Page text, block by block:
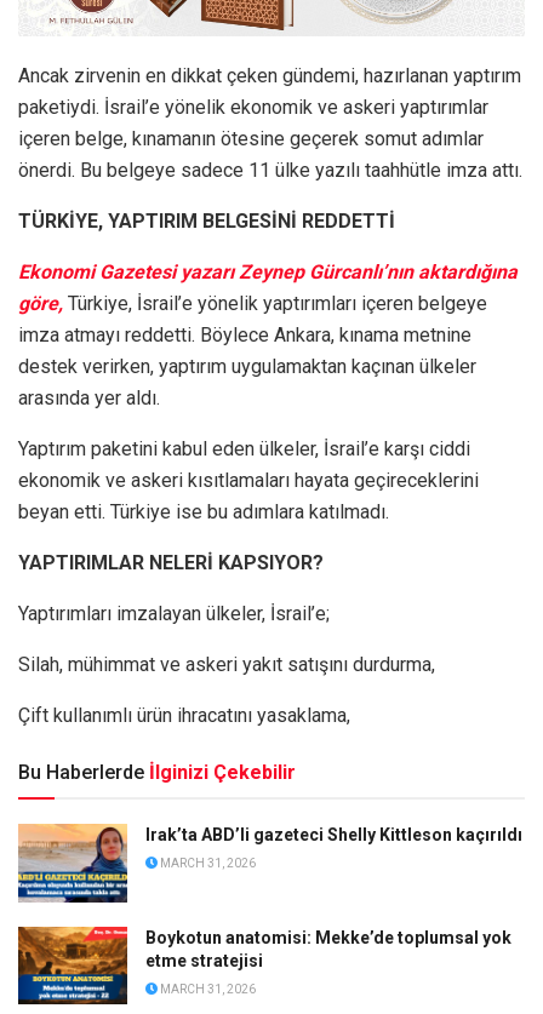
Ancak zirvenin en dikkat çeken gündemi, hazırlanan yaptırım
paketiydi. İsrail’e yönelik ekonomik ve askeri yaptırımlar
içeren belge, kınamanın ötesine geçerek somut adımlar
önerdi. Bu belgeye sadece 11 ülke yazılı taahhütle imza attı.
TÜRKİYE, YAPTIRIM BELGESİNİ REDDETTİ
Ekonomi Gazetesi yazarı Zeynep Gürcanlı’nın aktardığına
göre, Türkiye, İsrail’e yönelik yaptırımları içeren belgeye
imza atmayı reddetti. Böylece Ankara, kınama metnine
destek verirken, yaptırım uygulamaktan kaçınan ülkeler
arasında yer aldı.
Yaptırım paketini kabul eden ülkeler, İsrail’e karşı ciddi
ekonomik ve askeri kısıtlamaları hayata geçireceklerini
beyan etti. Türkiye ise bu adımlara katılmadı.
YAPTIRIMLAR NELERİ KAPSIYOR?
Yaptırımları imzalayan ülkeler, İsrail’e;
Silah, mühimmat ve askeri yakıt satışını durdurma,
Çift kullanımlı ürün ihracatını yasaklama,
Bu Haberlerde İlginizi Çekebilir
Irak’ta ABD’li gazeteci Shelly Kittleson kaçırıldı
MARCH 31, 2026
Boykotun anatomisi: Mekke’de toplumsal yok
etme stratejisi
MARCH 31, 2026